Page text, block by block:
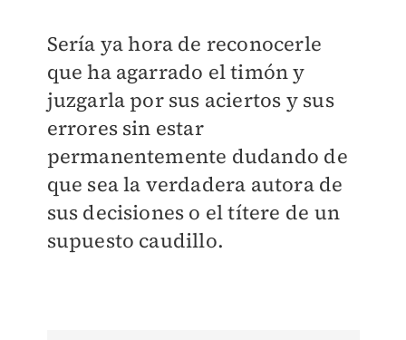
Sería ya hora de reconocerle
que ha agarrado el timón y
juzgarla por sus aciertos y sus
errores sin estar
permanentemente dudando de
que sea la verdadera autora de
sus decisiones o el títere de un
supuesto caudillo.